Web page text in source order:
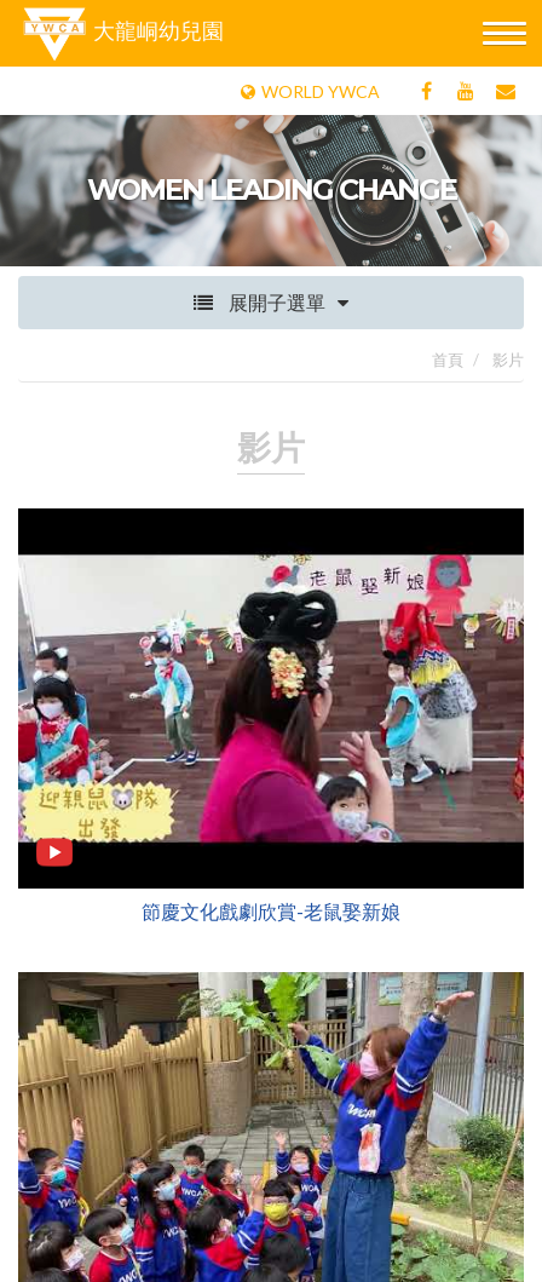
大龍峒幼兒園
WORLD YWCA
WOMEN LEADING CHANGE
展開子選單
首頁 影片
影片
節慶文化戲劇欣賞-老鼠娶新娘